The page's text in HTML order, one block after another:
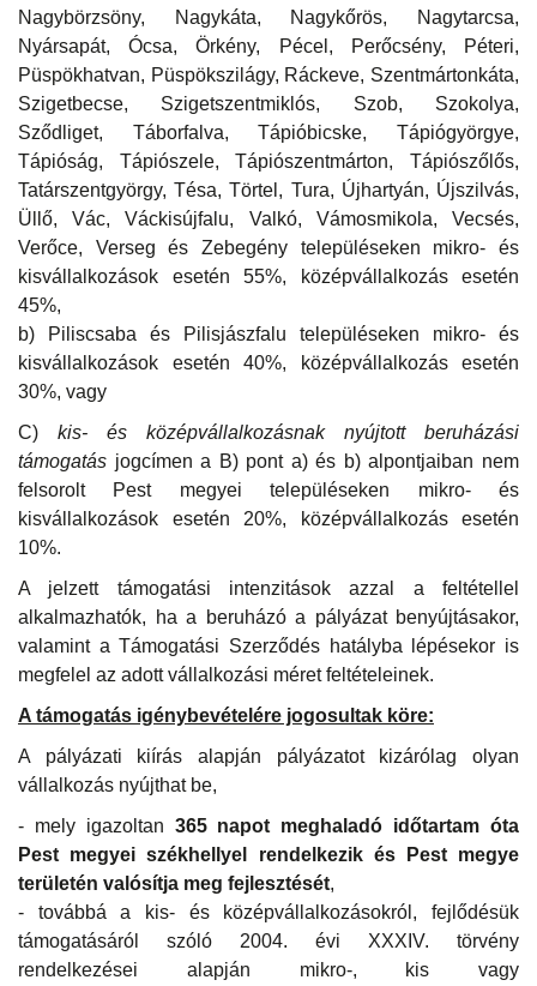
Nagybörzsöny, Nagykáta, Nagykőrös, Nagytarcsa,
Nyársapát, Ócsa, Örkény, Pécel, Perőcsény, Péteri,
Püspökhatvan, Püspökszilágy, Ráckeve, Szentmártonkáta,
Szigetbecse, Szigetszentmiklós, Szob, Szokolya,
Sződliget, Táborfalva, Tápióbicske, Tápiógyörgye,
Tápióság, Tápiószele, Tápiószentmárton, Tápiószőlős,
Tatárszentgyörgy, Tésa, Törtel, Tura, Újhartyán, Újszilvás,
Üllő, Vác, Váckisújfalu, Valkó, Vámosmikola, Vecsés,
Verőce, Verseg és Zebegény településeken mikro- és
kisvállalkozások esetén 55%, középvállalkozás esetén
45%,
b) Piliscsaba és Pilisjászfalu településeken mikro- és
kisvállalkozások esetén 40%, középvállalkozás esetén
30%, vagy
C) kis- és középvállalkozásnak nyújtott beruházási
támogatás jogcímen a B) pont a) és b) alpontjaiban nem
felsorolt Pest megyei településeken mikro- és
kisvállalkozások esetén 20%, középvállalkozás esetén
10%.
A jelzett támogatási intenzitások azzal a feltétellel
alkalmazhatók, ha a beruházó a pályázat benyújtásakor,
valamint a Támogatási Szerződés hatályba lépésekor is
megfelel az adott vállalkozási méret feltételeinek.
A támogatás igénybevételére jogosultak köre:
A pályázati kiírás alapján pályázatot kizárólag olyan
vállalkozás nyújthat be,
- mely igazoltan 365 napot meghaladó időtartam óta
Pest megyei székhellyel rendelkezik és Pest megye
területén valósítja meg fejlesztését,
- továbbá a kis- és középvállalkozásokról, fejlődésük
támogatásáról szóló 2004. évi XXXIV. törvény
rendelkezései alapján mikro-, kis vagy